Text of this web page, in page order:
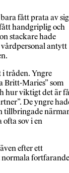
fått prata av sig
handgriplig och
stackare hade
antytt
tråden. Yngre
Britt-Maries” som
hur viktigt det är få
De yngre
tillbringade
ofta sov i en
efter ett
normala fortfarande